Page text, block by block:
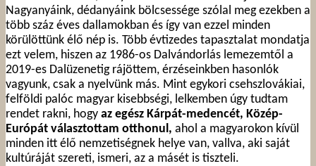
Nagyanyáink, dédanyáink bölcsessége szólal meg ezekben a
több száz éves dallamokban és így van ezzel minden
körülöttünk élő nép is. Több évtizedes tapasztalat mondatja
ezt velem, hiszen az 1986-os Dalvándorlás lemezemtől a
2019-es Dalüzenetig rájöttem, érzéseinkben hasonlók
vagyunk, csak a nyelvünk más. Mint egykori csehszlovákiai,
felföldi palóc magyar kisebbségi, lelkemben úgy tudtam
rendet rakni, hogy az egész Kárpát-medencét, Közép-
Európát választottam otthonul, ahol a magyarokon kívül
minden itt élő nemzetiségnek helye van, vallva, aki saját
kultúráját szereti, ismeri, az a másét is tiszteli.